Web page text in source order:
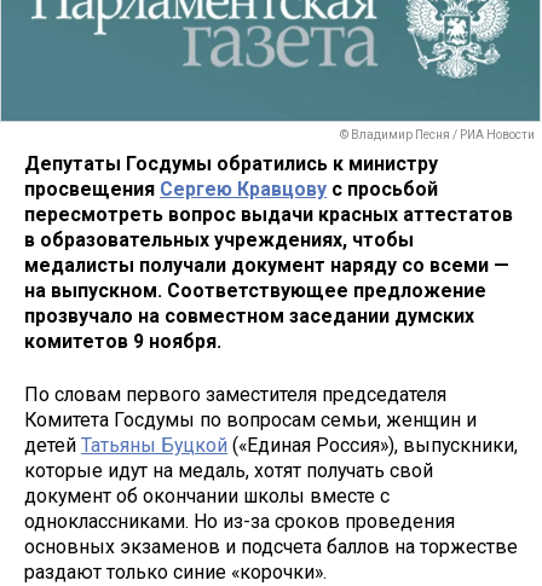
© Владимир Песня / РИА Новости
Депутаты Госдумы обратились к министру
просвещения Сергею Кравцову с просьбой
пересмотреть вопрос выдачи красных аттестатов
в образовательных учреждениях, чтобы
медалисты получали документ наряду со всеми —
на выпускном. Соответствующее предложение
прозвучало на совместном заседании думских
комитетов 9 ноября.
По словам первого заместителя председателя
Комитета Госдумы по вопросам семьи, женщин и
детей Татьяны Буцкой («Единая Россия»), выпускники,
которые идут на медаль, хотят получать свой
документ об окончании школы вместе с
одноклассниками. Но из-за сроков проведения
основных экзаменов и подсчета баллов на торжестве
раздают только синие «корочки».